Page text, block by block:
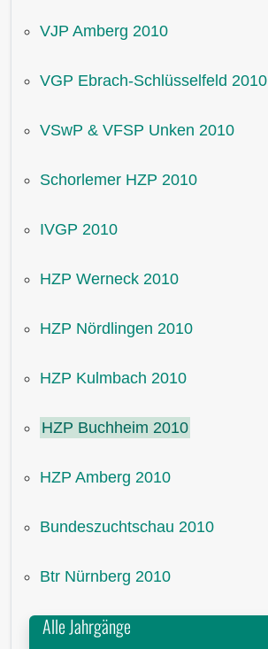
VJP Amberg 2010
VGP Ebrach-Schlüsselfeld 2010
VSwP & VFSP Unken 2010
Schorlemer HZP 2010
IVGP 2010
HZP Werneck 2010
HZP Nördlingen 2010
HZP Kulmbach 2010
HZP Buchheim 2010
HZP Amberg 2010
Bundeszuchtschau 2010
Btr Nürnberg 2010
Alle Jahrgänge